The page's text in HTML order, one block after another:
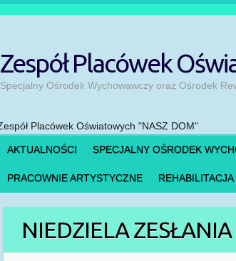
Zespół Placówek
Specjalny Ośrodek Wychowawczy oraz Ośrodek
AKTUALNOŚCI SPECJALNY OŚRODEK
PRACOWNIE ARTYSTYCZNE REHABILITACJA
NIEDZIELA